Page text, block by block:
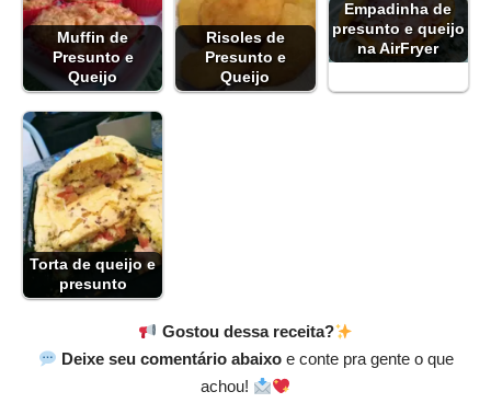
Muffin de
Presunto e
Queijo
Risoles de
Presunto e
Queijo
Empadinha de
presunto e queijo
na AirFryer
Torta de queijo e
presunto
Gostou dessa receita?
Deixe seu comentário abaixoe conte pra gente o que
achou!